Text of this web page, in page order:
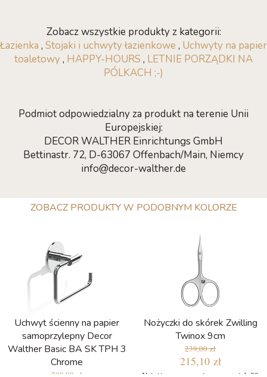
Zobacz wszystkie produkty z kategorii:
Łazienka , Stojaki i uchwyty łazienkowe , Uchwyty na papier
toaletowy, HAPPY-HOURS , LETNIE PORZĄDKI NA
PÓLKACH ;-)
Podmiot odpowiedzialny za produkt na terenie Unii
Europejskiej:
DECOR WALTHER Einrichtungs GmbH
Bettinastr. 72, D-63067 Offenbach/Main, Niemcy
info@decor-walther.de
ZOBACZ PRODUKTY W PODOBNYM KOLORZE
Uchwyt ścienny na papier
samoprzylepny Decor
Walther Basic BA SK TPH 3
Chrome
209,00 zł
Nożyczki do skórek Zwilling
Twinox 9cm
239,00 zł
215,10 zł